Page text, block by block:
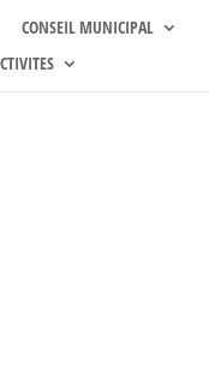
CONSEIL MUNICIPAL